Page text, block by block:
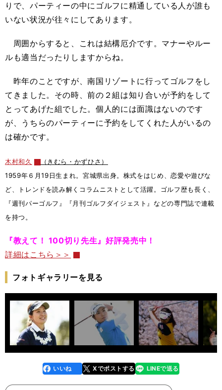
りで、パーティーの中にゴルフに精通している人が誰も
いない状況が往々にしてあります。
周囲からすると、これは結構厄介です。マナーやルー
ルも適当だったりしますからね。
昨年のことですが、南国リゾートに行ってゴルフをし
てきました。その時、前の２組は知り合いが予約をして
とってあげた組でした。個人的には面識はないのです
が、うちらのパーティーに予約をしてくれた人がいるの
は確かです。
木村和久
（きむら・かずひさ）
1959年６月19日生まれ。宮城県出身。株式をはじめ、恋愛や遊びな
ど、トレンドを読み解くコラムニストとして活躍。ゴルフ歴も長く、
『週刊パーゴルフ』『月刊ゴルフダイジェスト』などの専門誌で連載
を持つ。
『教えて！ 100切り先生』好評発売中！
詳細はこちら＞＞
フォトギャラリーを見る
faceboo
k
いいね Xでポストする
line LINEで送る